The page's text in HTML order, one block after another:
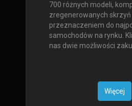
700 różnych modeli,
zregenerowanych
przeznaczeniem do
samochodów na rynku.
nas dwie możliwości
Więcej